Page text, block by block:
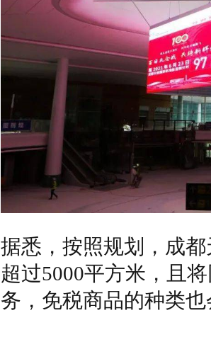
据悉，按照规划，成
超过5000平方米，且
务，免税商品的种类